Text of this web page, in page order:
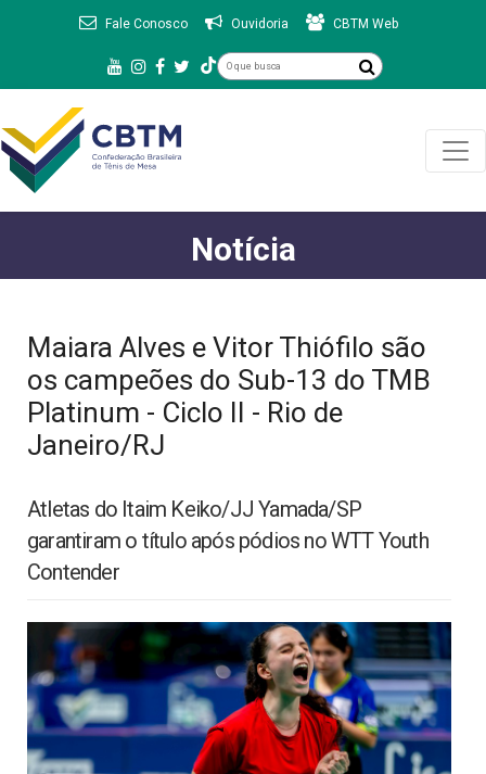
Fale Conosco Ouvidoria CBTM Web
Notícia
Maiara Alves e Vitor Thiófilo são
os campeões do Sub-13 do TMB
Platinum - Ciclo II - Rio de
Janeiro/RJ
Atletas do Itaim Keiko/JJ Yamada/SP
garantiram o título após pódios no WTT Youth
Contender